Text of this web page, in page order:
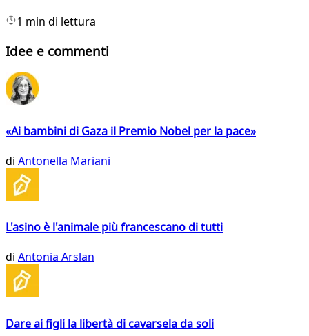
1 min di lettura
Idee e commenti
«Ai bambini di Gaza il Premio Nobel per la pace»
di Antonella Mariani
L'asino è l'animale più francescano di tutti
di Antonia Arslan
Dare ai figli la libertà di cavarsela da soli